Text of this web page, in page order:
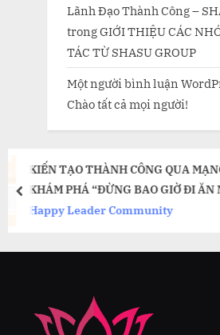
Lãnh Đạo Thành Công –
trongGIỚI THIỆU CÁC
TÁC TỪ SHASU GROUP
Một người bình luận
Chào tất cả mọi người!
MẠNG LƯỚI:
ĂN MỘT MÌNH”
RAZ
Thư
prev